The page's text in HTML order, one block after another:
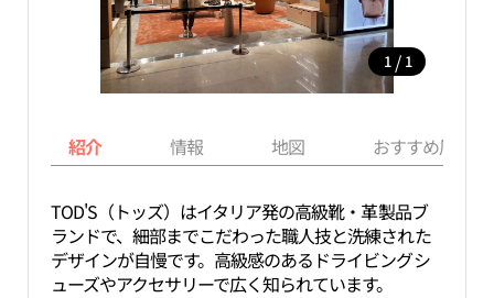
1 / 1
紹介 情報 地図 おすすめ周辺
TOD'S（トッズ）はイタリア発の高級靴・革製品ブ
ランドで、細部までこだわった職人技と洗練された
デザインが自慢です。高級感のあるドライビングシ
ューズやアクセサリーで広く知られています。